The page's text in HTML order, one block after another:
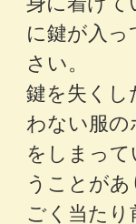
に鍵が入
さい。
鍵を失く
わない服
をしまっ
うことがあ
ごく当た